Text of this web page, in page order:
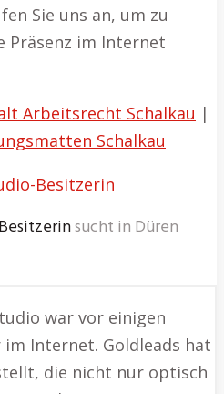
Sie uns an, um zu
Präsenz im Internet
Arbeitsrecht Schalkau |
Schalkau
sucht inDüren
war vor einigen
Internet. Goldleads hat
die nicht nur optisch